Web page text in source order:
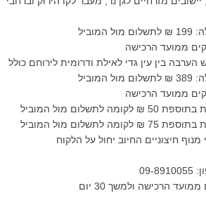
הערבה בין עין גדי לאילת ודרומית לירוחם כולל
חיצוניים החיוב יחול על הלקוח